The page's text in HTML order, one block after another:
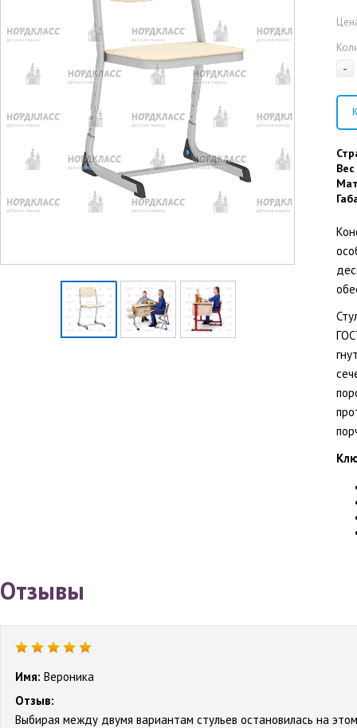
-
Вес
Отзывы
Имя: Вероника
Отзыв:
Выбирая между двумя вариантам стульев остановилась на